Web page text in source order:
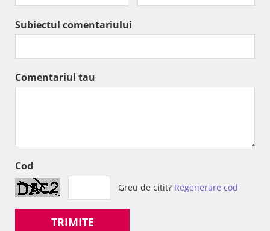
Subiectul comentariului
Comentariul tau
Cod
Greu de citit? Regenerare cod
TRIMITE